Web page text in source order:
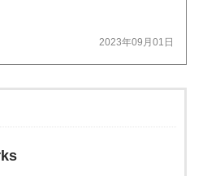
2023年09月01日